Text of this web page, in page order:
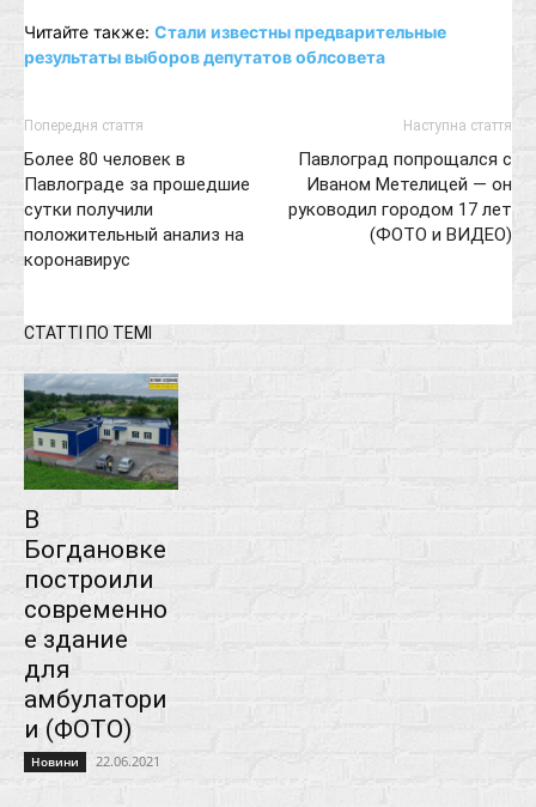
Читайте также: Стали известны предварительные
результаты выборов депутатов облсовета
Попередня стаття
Более 80 человек в
Павлограде за прошедшие
сутки получили
положительный анализ на
коронавирус
Наступна стаття
Павлоград попрощался с
Иваном Метелицей — он
руководил городом 17 лет
(ФОТО и ВИДЕО)
СТАТТІ ПО ТЕМІ
В
Богдановке
построили
современно
е здание
для
амбулатори
и (ФОТО)
Новини 22.06.2021